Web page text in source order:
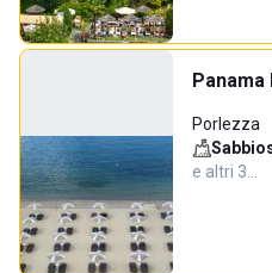
Panama
Porlezza
e altri 3…